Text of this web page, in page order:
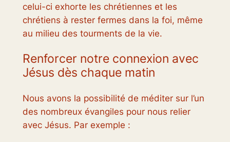
celui-ci exhorte les chrétiennes et les
chrétiens à rester fermes dans la foi, même
au milieu des tourments de la vie.
Renforcer notre connexion avec
Jésus dès chaque matin
Nous avons la possibilité de méditer sur l’un
des nombreux évangiles pour nous relier
avec Jésus. Par exemple :